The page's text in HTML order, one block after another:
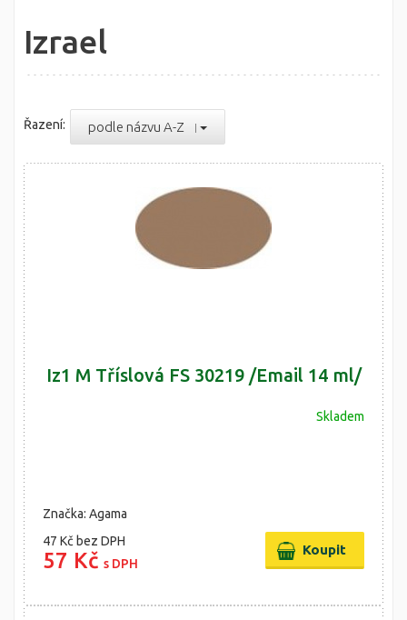
Izrael
Řazení: podle názvu A-Z
Iz1 M Tříslová FS 30219 /Email 14 ml/
Skladem
Značka: Agama
47 Kč bez DPH
57 Kč s DPH